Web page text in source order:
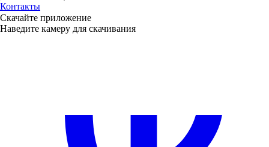
Контакты
Скачайте приложение
Наведите камеру для скачивания